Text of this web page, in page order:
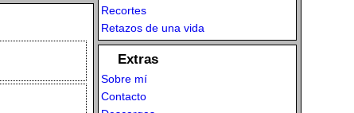
Recortes
Retazos de una vida
Extras
Sobre mí
Contacto